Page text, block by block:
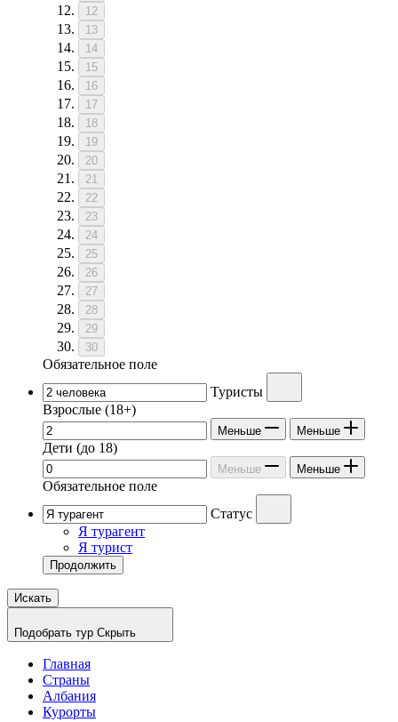
12
13
14
15
16
17
18
19
20
21
22
23
24
25
26
27
28
29
30
Обязательное поле
Туристы
Взрослые (18+)
Меньше Меньше
Дети (до 18)
Меньше Меньше
Обязательное поле
Статус
Я турагент
Я турист
Продолжить
Искать
Подобрать тур Скрыть
Главная
Страны
Албания
Курорты